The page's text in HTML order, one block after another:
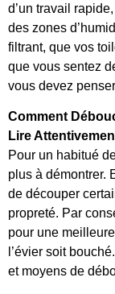
d’un travail
des zones
filtrant, que vos
que vous sentez
vous devez
Comment
Lire
Pour un habitué
plus à démontrer.
de découper
propreté. Par
pour une
l’évier soit
et moyens de